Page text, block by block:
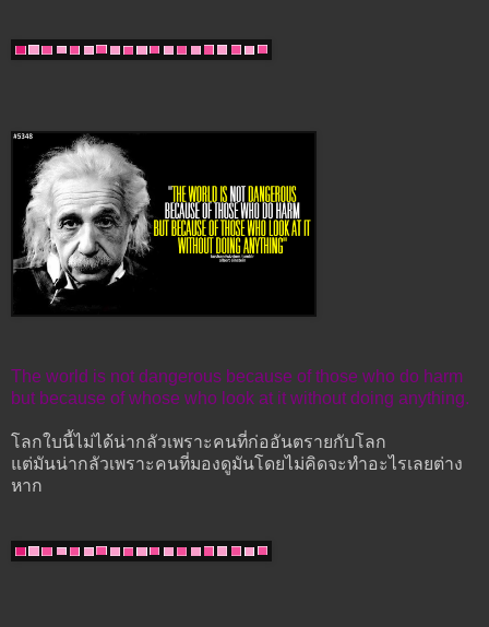
The world is not dangerous because of those who do harm
but because of whose who look at it without doing anything.
โลกใบนี้ไม่ได้น่ากลัวเพราะคนที่ก่ออันตรายกับโลก
แต่มันน่ากลัวเพราะคนที่มองดูมันโดยไม่คิดจะทำอะไรเลยต่าง
หาก